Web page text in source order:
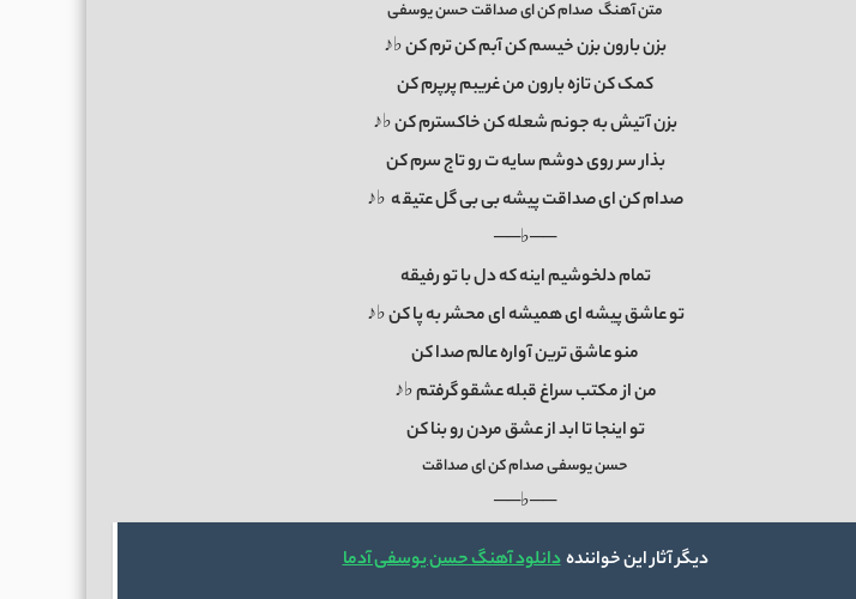
متن آهنگ صدام کن ای صداقت حسن یوسفی
بزن بارون بزن خیسم کن آبم کن ترم کن ♭♪
کمک کن تازه بارون من غریبم پرپرم کن
بزن آتیش به جونم شعله کن خاکسترم کن ♭♪
بذار سر روی دوشم سایه ت رو تاج سرم کن
صدام کن ای صداقت پیشه بی بی گل عتیقه ♭♪
──♭──
تمام دلخوشیم اینه که دل با تو رفیقه
تو عاشق پیشه ای همیشه ای محشر به پا کن ♭♪
منو عاشق ترین آواره عالم صدا کن
من از مکتب سراغ قبله عشقو گرفتم ♭♪
تو اینجا تا ابد از عشق مردن رو بنا کن
حسن یوسفی صدام کن ای صداقت
──♭──
دیگر آثار این خوانندهدانلود آهنگ حسن یوسفی آدما